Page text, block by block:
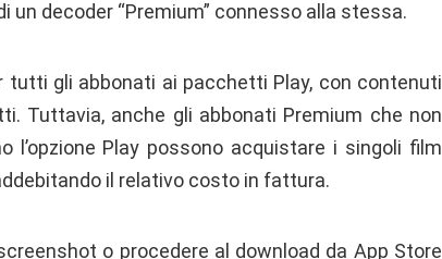
decoder “Premium” connesso alla stessa.
tutti gli abbonati ai pacchetti Play, con contenuti
Tuttavia, anche gli abbonati Premium che non
Play possono acquistare i singoli film
il relativo costo in fattura.
o procedere al download da App Store